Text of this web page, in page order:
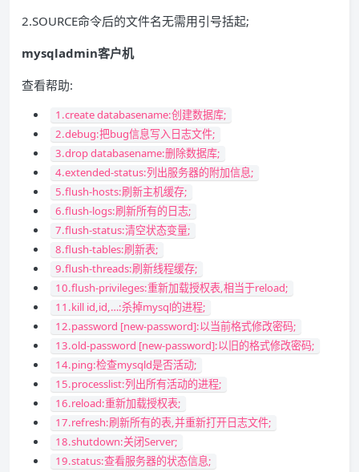
2.SOURCE命令后的文件名无需用引号括起;
mysqladmin客户机
查看帮助:
1.create databasename:创建数据库;
2.debug:把bug信息写入日志文件;
3.drop databasename:删除数据库;
4.extended-status:列出服务器的附加信息;
5.flush-hosts:刷新主机缓存;
6.flush-logs:刷新所有的日志;
7.flush-status:清空状态变量;
8.flush-tables:刷新表;
9.flush-threads:刷新线程缓存;
10.flush-privileges:重新加载授权表,相当于reload;
11.kill id,id,…:杀掉mysql的进程;
12.password [new-password]:以当前格式修改密码;
13.old-password [new-password]:以旧的格式修改密码;
14.ping:检查mysqld是否活动;
15.processlist:列出所有活动的进程;
16.reload:重新加载授权表;
17.refresh:刷新所有的表,并重新打开日志文件;
18.shutdown:关闭Server;
19.status:查看服务器的状态信息;